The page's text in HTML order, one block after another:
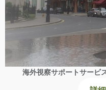
海外視察サポートサービ